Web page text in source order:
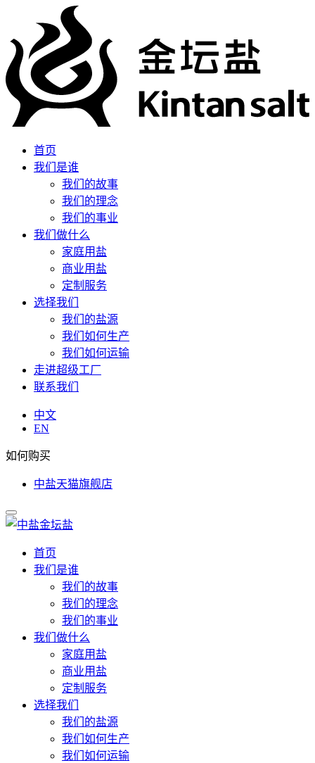
首页
我们是谁
我们的故事
我们的理念
我们的事业
我们做什么
家庭用盐
商业用盐
定制服务
选择我们
我们的盐源
我们如何生产
我们如何运输
走进超级工厂
联系我们
中文
EN
如何购买
中盐天猫旗舰店
首页
我们是谁
我们的故事
我们的理念
我们的事业
我们做什么
家庭用盐
商业用盐
定制服务
选择我们
我们的盐源
我们如何生产
我们如何运输